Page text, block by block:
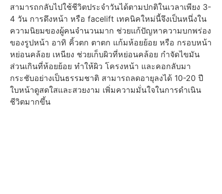
สามารถกลับไปใช้ชีวิตประจำวันได้ตามปกติในเวลาเพียง 3-
4 วัน การดึงหน้า หรือ facelift เทคนิคใหม่นี้จึงเป็นหนึ่งใน
ความนิยมของผู้คนจำนวนมาก ช่วยแก้ปัญหาความบกพร่อง
ของรูปหน้า อาทิ คิ้วตก ตาตก แก้มห้อยย้อย หรือ กรอบหน้า
หย่อนคล้อย เหนียง ช่วยเก็บผิวที่หย่อนคล้อย กำจัดไขมัน
ส่วนเกินที่ห้อยย้อย ทำให้ผิว โครงหน้า และคอกลับมา
กระชับอย่างเป็นธรรมชาติ สามารถลดอายุลงได้ 10-20 ปี
ใบหน้าดูสดใสและสวยงาม เพิ่มความมั่นใจในการดำเนิน
ชีวิตมากขึ้น